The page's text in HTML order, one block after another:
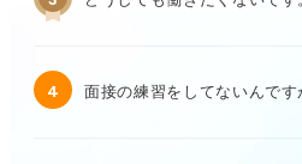
4 面接の練習をしてないんです